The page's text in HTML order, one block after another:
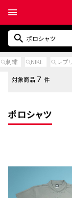
刺繍 NIKE レプ
ポロシャツ
対象商品7 件